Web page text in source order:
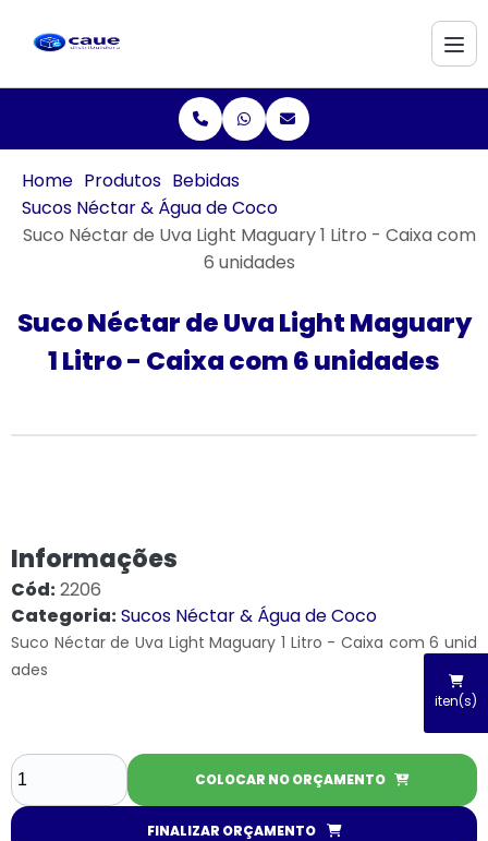
iten(s)
Home Produtos Bebidas
Sucos Néctar & Água de Coco
Suco Néctar de Uva Light Maguary 1 Litro - Caixa com
6 unidades
Suco Néctar de Uva Light Maguary
1 Litro - Caixa com 6 unidades
Informações
Cód:2206
Categoria:Sucos Néctar & Água de Coco
Suco Néctar de Uva Light Maguary 1 Litro - Caixa com 6 unid
ades
COLOCAR NO ORÇAMENTO
FINALIZAR ORÇAMENTO